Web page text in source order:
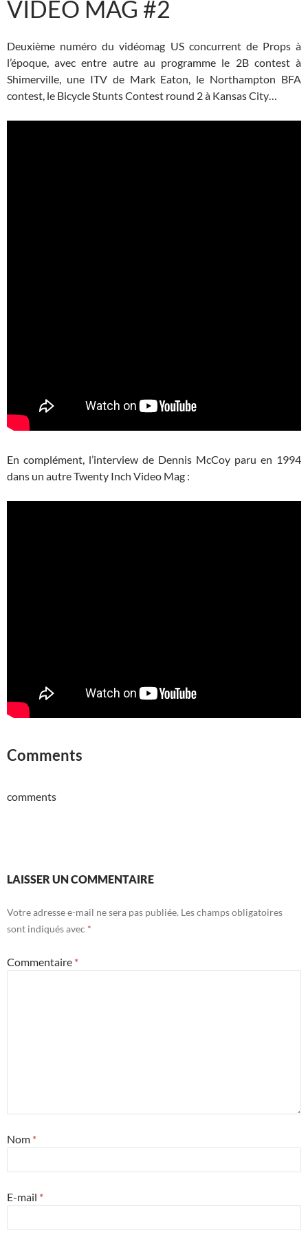
VIDEO MAG #2
Deuxième numéro du vidéomag US concurrent de Props à
l’époque, avec entre autre au programme le 2B contest à
Shimerville, une ITV de Mark Eaton, le Northampton BFA
contest, le Bicycle Stunts Contest round 2 à Kansas City…
En complément, l’interview de Dennis McCoy paru en 1994
dans un autre Twenty Inch Video Mag :
Comments
comments
LAISSER UN COMMENTAIRE
Votre adresse e-mail ne sera pas publiée. Les champs obligatoires
sont indiqués avec *
Commentaire *
Nom *
E-mail *